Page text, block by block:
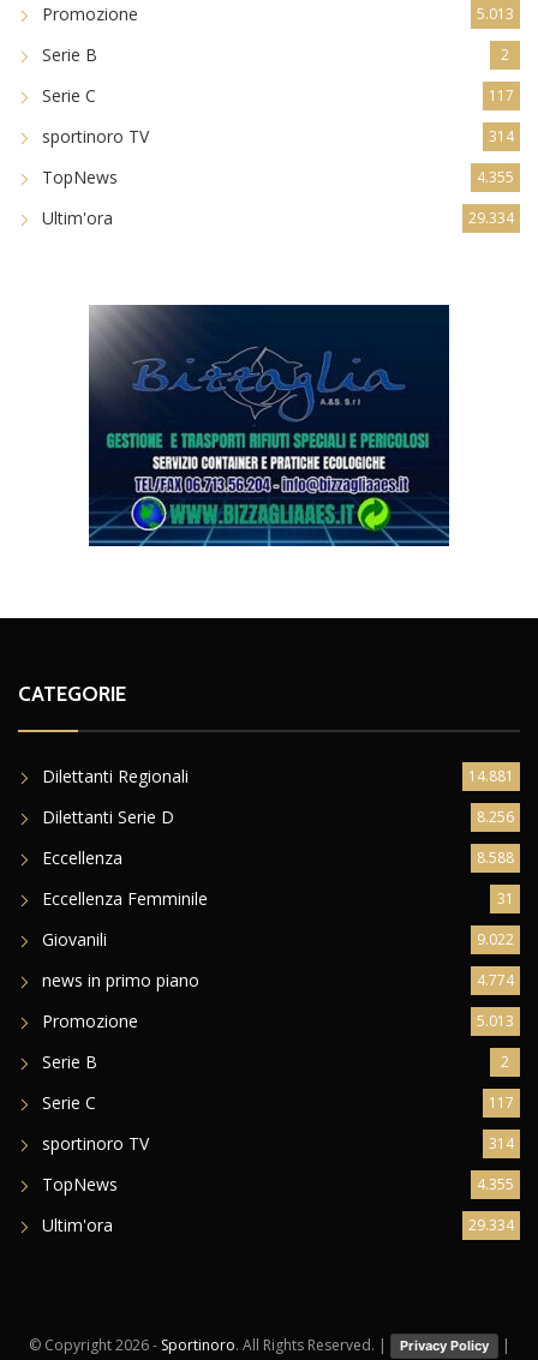
Promozione 5.013
Serie B 2
Serie C 117
sportinoro TV 314
TopNews 4.355
Ultim'ora 29.334
CATEGORIE
Dilettanti Regionali 14.881
Dilettanti Serie D 8.256
Eccellenza 8.588
Eccellenza Femminile 31
Giovanili 9.022
news in primo piano 4.774
Promozione 5.013
Serie B 2
Serie C 117
sportinoro TV 314
TopNews 4.355
Ultim'ora 29.334
© Copyright2026 - Sportinoro. All Rights Reserved. | Privacy Policy |